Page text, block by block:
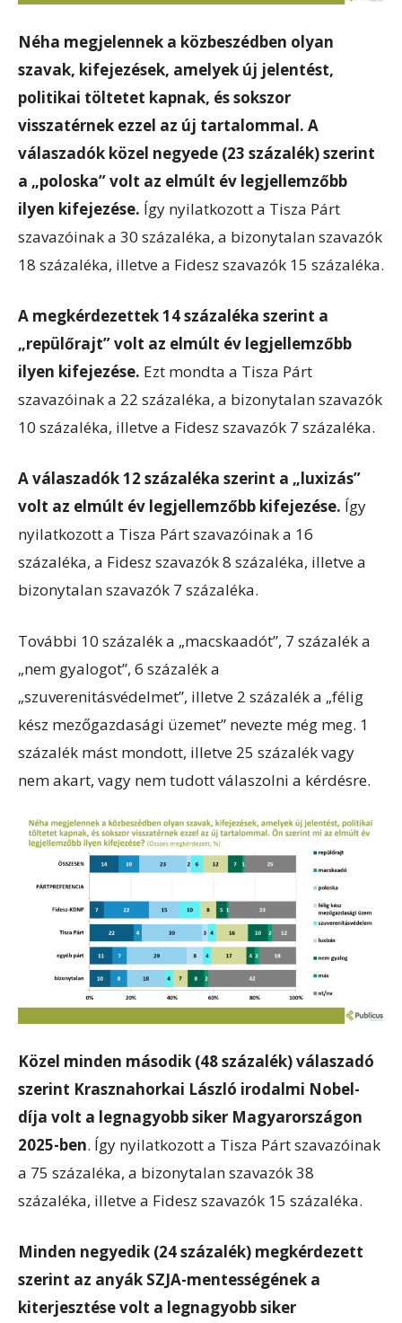
Néha megjelennek a közbeszédben olyan
szavak, kifejezések, amelyek új jelentést,
politikai töltetet kapnak, és sokszor
visszatérnek ezzel az új tartalommal. A
válaszadók közel negyede (23 százalék) szerint
a „poloska” volt az elmúlt év legjellemzőbb
ilyen kifejezése. Így nyilatkozott a Tisza Párt
szavazóinak a 30 százaléka, a bizonytalan szavazók
18 százaléka, illetve a Fidesz szavazók 15 százaléka.
A megkérdezettek 14 százaléka szerint a
„repülőrajt” volt az elmúlt év legjellemzőbb
ilyen kifejezése. Ezt mondta a Tisza Párt
szavazóinak a 22 százaléka, a bizonytalan szavazók
10 százaléka, illetve a Fidesz szavazók 7 százaléka.
A válaszadók 12 százaléka szerint a „luxizás”
volt az elmúlt év legjellemzőbb kifejezése. Így
nyilatkozott a Tisza Párt szavazóinak a 16
százaléka, a Fidesz szavazók 8 százaléka, illetve a
bizonytalan szavazók 7 százaléka.
További 10 százalék a „macskaadót”, 7 százalék a
„nem gyalogot”, 6 százalék a
„szuverenitásvédelmet”, illetve 2 százalék a „félig
kész mezőgazdasági üzemet” nevezte még meg. 1
százalék mást mondott, illetve 25 százalék vagy
nem akart, vagy nem tudott válaszolni a kérdésre.
Közel minden második (48 százalék) válaszadó
szerint Krasznahorkai László irodalmi Nobel-
díja volt a legnagyobb siker Magyarországon
2025-ben. Így nyilatkozott a Tisza Párt szavazóinak
a 75 százaléka, a bizonytalan szavazók 38
százaléka, illetve a Fidesz szavazók 15 százaléka.
Minden negyedik (24 százalék) megkérdezett
szerint az anyák SZJA-mentességének a
kiterjesztése volt a legnagyobb siker